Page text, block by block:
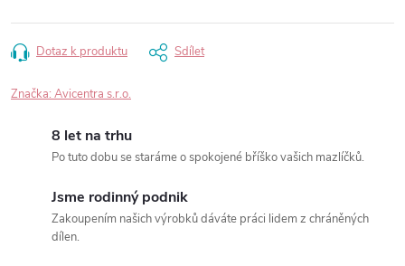
Dotaz k produktu Sdílet
Značka: Avicentra s.r.o.
8 let na trhu
Po tuto dobu se staráme o spokojené bříško vašich mazlíčků.
Jsme rodinný podnik
Zakoupením našich výrobků dáváte práci lidem z chráněných
dílen.